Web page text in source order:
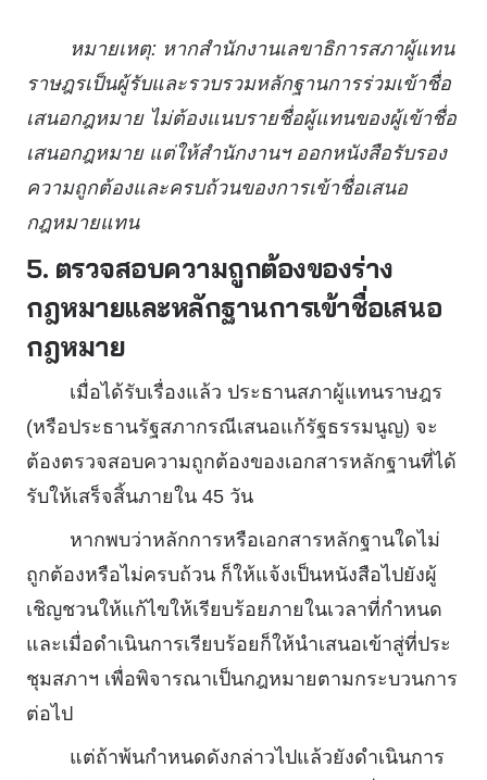
หมายเหตุ: หากสำนักงานเลขาธิการสภาผู้แทน
ราษฎรเป็นผู้รับและรวบรวมหลักฐานการร่วมเข้าชื่อ
เสนอกฎหมาย ไม่ต้องแนบรายชื่อผู้แทนของผู้เข้าชื่อ
เสนอกฎหมาย แต่ให้สำนักงานฯ ออกหนังสือรับรอง
ความถูกต้องและครบถ้วนของการเข้าชื่อเสนอ
กฎหมายแทน
5. ตรวจสอบความถูกต้องของร่าง
กฎหมายและหลักฐานการเข้าชื่อเสนอ
กฎหมาย
เมื่อได้รับเรื่องแล้ว ประธานสภาผู้แทนราษฎร
(หรือประธานรัฐสภากรณีเสนอแก้รัฐธรรมนูญ) จะ
ต้องตรวจสอบความถูกต้องของเอกสารหลักฐานที่ได้
รับให้เสร็จสิ้นภายใน 45 วัน
หากพบว่าหลักการหรือเอกสารหลักฐานใดไม่
ถูกต้องหรือไม่ครบถ้วน ก็ให้แจ้งเป็นหนังสือไปยังผู้
เชิญชวนให้แก้ไขให้เรียบร้อยภายในเวลาที่กำหนด
และเมื่อดำเนินการเรียบร้อยก็ให้นำเสนอเข้าสู่ที่ประ
ชุมสภาฯ เพื่อพิจารณาเป็นกฎหมายตามกระบวนการ
ต่อไป
แต่ถ้าพ้นกำหนดดังกล่าวไปแล้วยังดำเนินการ